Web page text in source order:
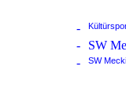
-
-
SW
- SW